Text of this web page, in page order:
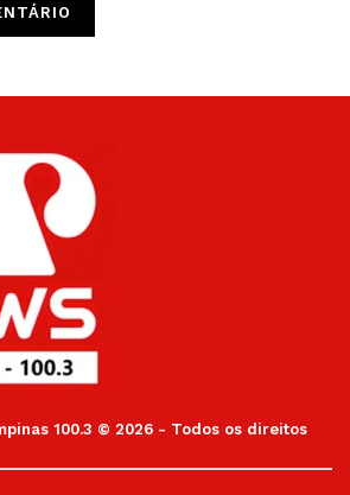
100.3 © 2026 - Todos os direitos